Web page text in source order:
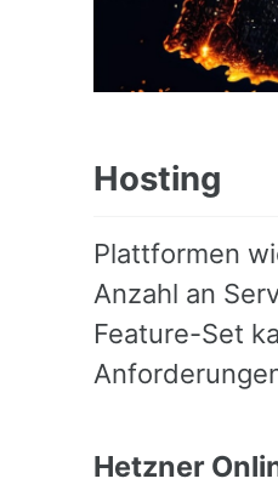
Hosting
Plattformen
Anzahl an
Feature-Set
Hetzner